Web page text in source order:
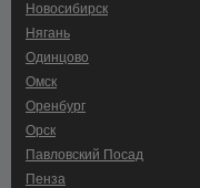
Новосибирск
Нягань
Одинцово
Омск
Оренбург
Орск
Павловский Посад
Пенза